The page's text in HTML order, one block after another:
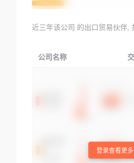
近三年该公司 的出口贸易伙伴,
公司名称
登录查看更多